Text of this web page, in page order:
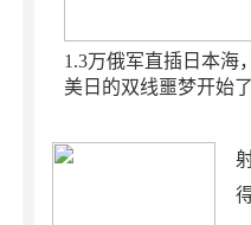
1.3万俄军直插日本海，
美日的双线噩梦开始了